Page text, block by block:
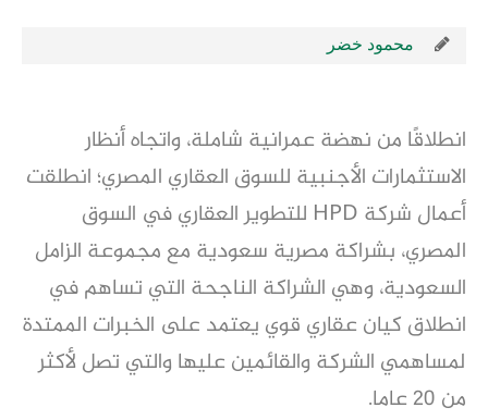
محمود خضر
انطلاقًا من نهضة عمرانية شاملة، واتجاه أنظار
الاستثمارات الأجنبية للسوق العقاري المصري؛ انطلقت
أعمال شركة HPD للتطوير العقاري في السوق
المصري، بشراكة مصرية سعودية مع مجموعة الزامل
السعودية، وهي الشراكة الناجحة التي تساهم في
انطلاق كيان عقاري قوي يعتمد على الخبرات الممتدة
لمساهمي الشركة والقائمين عليها والتي تصل لأكثر
من 20 عاما.